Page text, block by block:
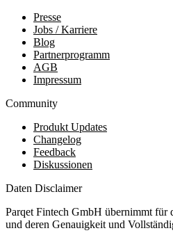
Presse
Jobs / Karriere
Blog
Partnerprogramm
AGB
Impressum
Community
Produkt Updates
Changelog
Feedback
Diskussionen
Daten Disclaimer
Parqet Fintech GmbH übernimmt für
und deren Genauigkeit und